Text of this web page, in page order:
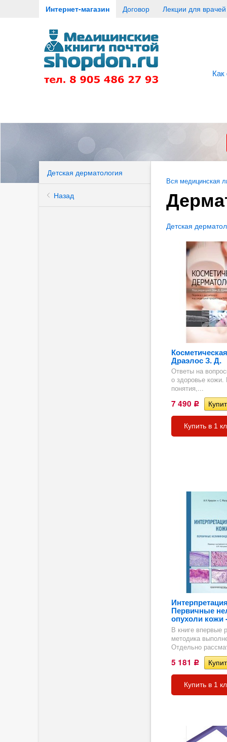
Интернет-магазин Договор Лекции для врачей
Детская дерматология
Назад
Вся медицинская
Детская
Драэлос З. Д.
Ответы на
о здоровье
понятия,...
7 490 Р
Купить в 1
Первичные
опухоли кожи
В книге впервые
методика
Отдельно
5 181 Р
Купить в 1